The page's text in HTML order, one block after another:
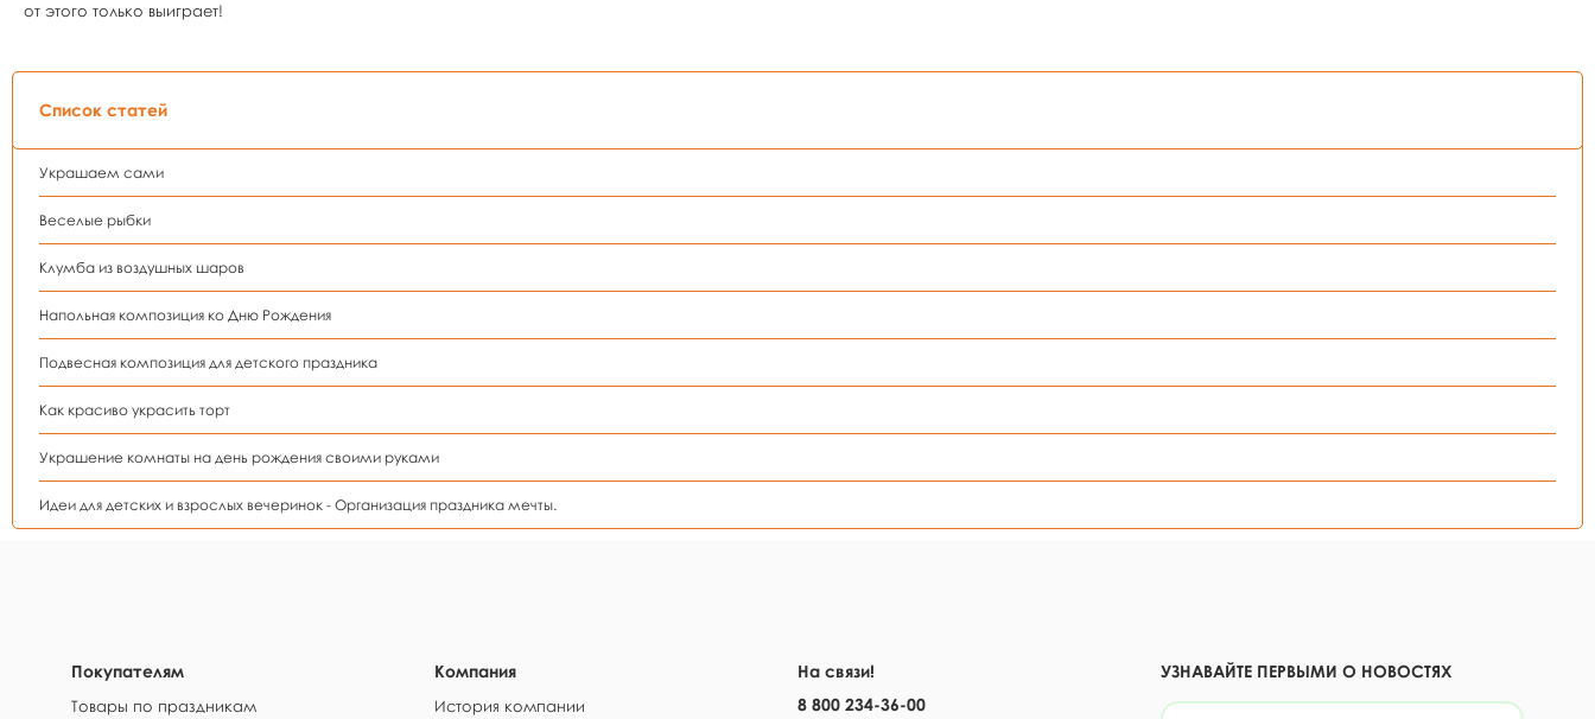
от этого только выиграет!
Список статей
Украшаем сами
Веселые рыбки
Клумба из воздушных шаров
Напольная композиция ко Дню Рождения
Подвесная композиция для детского праздника
Как красиво украсить торт
Украшение комнаты на день рождения своими руками
Идеи для детских и взрослых вечеринок - Организация праздника мечты.
Покупателям
Товары по праздникам
Компания
История компании
На связи!
8 800 234-36-00
УЗНАВАЙТЕ ПЕРВЫМИ О НОВОСТЯХ